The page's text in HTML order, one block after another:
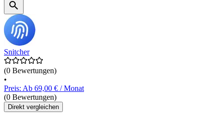
Snitcher
(0 Bewertungen)
•
Preis: Ab 69,00 € / Monat
(0 Bewertungen)
Direkt vergleichen